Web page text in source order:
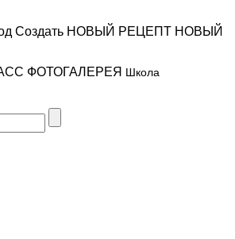
Создать НОВЫЙ РЕЦЕПТ НОВЫЙ
ФОТОГАЛЕРЕЯ Школа